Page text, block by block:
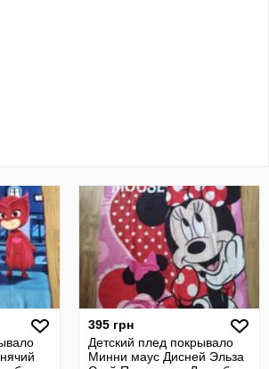
395 грн
Детский плед покрывало
Минни маус Дисней Эльза